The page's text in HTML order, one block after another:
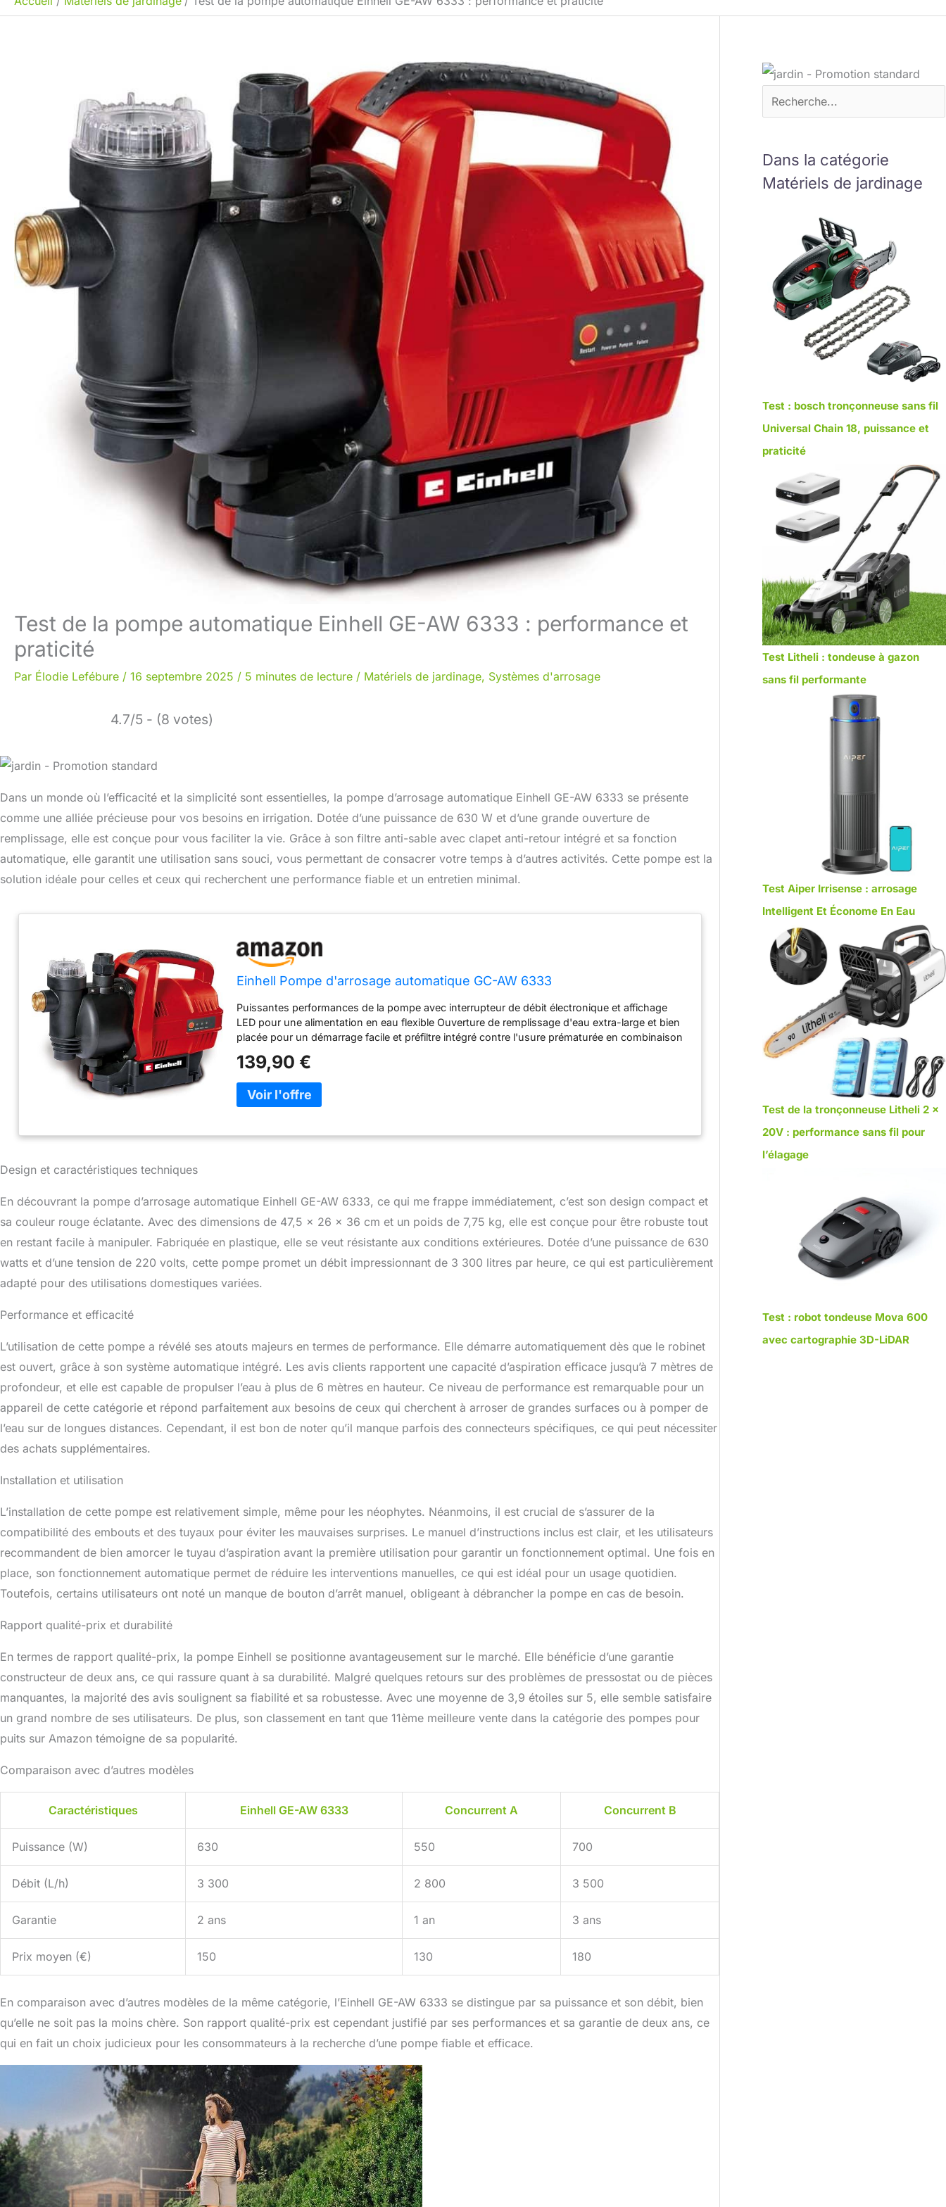
Test de la pompe automatique Einhell GE-AW 6333 : performance et
praticité
Par Élodie Lefébure / 16 septembre 2025 / 5 minutes de lecture / Matériels de jardinage, Systèmes d'arrosage
4.7/5 - (8 votes)
Dans un monde où l’efficacité et la simplicité sont essentielles, la pompe d’arrosage automatique Einhell GE-AW 6333 se présente
comme une alliée précieuse pour vos besoins en irrigation. Dotée d’une puissance de 630 W et d’une grande ouverture de
remplissage, elle est conçue pour vous faciliter la vie. Grâce à son filtre anti-sable avec clapet anti-retour intégré et sa fonction
automatique, elle garantit une utilisation sans souci, vous permettant de consacrer votre temps à d’autres activités. Cette pompe est la
solution idéale pour celles et ceux qui recherchent une performance fiable et un entretien minimal.
Einhell Pompe d'arrosage automatique GC-AW 6333
Puissantes performances de la pompe avec interrupteur de débit électronique et affichage
LED pour une alimentation en eau flexible Ouverture de remplissage d'eau extra-large et bien
placée pour un démarrage facile et préfiltre intégré contre l'usure prématurée en combinaison
empêcher la vidange intempestive du boîtier de pompe en plastique robuste Raccord
d'aspiration 42 mm (1 1/4") ET, raccord de pression 33,3 mm (1") IT en plastique de haute
qualité et bouchon de vidange d'eau pratique pour une vidange complète du boîtier Poignée
de transport pratique - Grâce à la poignée de transport confortable, la pompe automatique
d'aspirer des corps étrangers (sable, etc.). Si nécessaire, installez un pré-filtre à cet effet
139,90 €
Design et caractéristiques techniques
En découvrant la pompe d’arrosage automatique Einhell GE-AW 6333, ce qui me frappe immédiatement, c’est son design compact et
sa couleur rouge éclatante. Avec des dimensions de 47,5 x 26 x 36 cm et un poids de 7,75 kg, elle est conçue pour être robuste tout
en restant facile à manipuler. Fabriquée en plastique, elle se veut résistante aux conditions extérieures. Dotée d’une puissance de 630
watts et d’une tension de 220 volts, cette pompe promet un débit impressionnant de 3 300 litres par heure, ce qui est particulièrement
adapté pour des utilisations domestiques variées.
Performance et efficacité
L’utilisation de cette pompe a révélé ses atouts majeurs en termes de performance. Elle démarre automatiquement dès que le robinet
est ouvert, grâce à son système automatique intégré. Les avis clients rapportent une capacité d’aspiration efficace jusqu’à 7 mètres de
profondeur, et elle est capable de propulser l’eau à plus de 6 mètres en hauteur. Ce niveau de performance est remarquable pour un
appareil de cette catégorie et répond parfaitement aux besoins de ceux qui cherchent à arroser de grandes surfaces ou à pomper de
l’eau sur de longues distances. Cependant, il est bon de noter qu’il manque parfois des connecteurs spécifiques, ce qui peut nécessiter
des achats supplémentaires.
Installation et utilisation
L’installation de cette pompe est relativement simple, même pour les néophytes. Néanmoins, il est crucial de s’assurer de la
compatibilité des embouts et des tuyaux pour éviter les mauvaises surprises. Le manuel d’instructions inclus est clair, et les utilisateurs
recommandent de bien amorcer le tuyau d’aspiration avant la première utilisation pour garantir un fonctionnement optimal. Une fois en
place, son fonctionnement automatique permet de réduire les interventions manuelles, ce qui est idéal pour un usage quotidien.
Toutefois, certains utilisateurs ont noté un manque de bouton d’arrêt manuel, obligeant à débrancher la pompe en cas de besoin.
Rapport qualité-prix et durabilité
En termes de rapport qualité-prix, la pompe Einhell se positionne avantageusement sur le marché. Elle bénéficie d’une garantie
constructeur de deux ans, ce qui rassure quant à sa durabilité. Malgré quelques retours sur des problèmes de pressostat ou de pièces
manquantes, la majorité des avis soulignent sa fiabilité et sa robustesse. Avec une moyenne de 3,9 étoiles sur 5, elle semble satisfaire
un grand nombre de ses utilisateurs. De plus, son classement en tant que 11ème meilleure vente dans la catégorie des pompes pour
puits sur Amazon témoigne de sa popularité.
Comparaison avec d’autres modèles
Caractéristiques Einhell GE-AW 6333 Concurrent A Concurrent B
Puissance (W) 630 550 700
Débit (L/h) 3 300 2 800 3 500
Garantie 2 ans 1 an 3 ans
Prix moyen (€) 150 130 180
En comparaison avec d’autres modèles de la même catégorie, l’Einhell GE-AW 6333 se distingue par sa puissance et son débit, bien
qu’elle ne soit pas la moins chère. Son rapport qualité-prix est cependant justifié par ses performances et sa garantie de deux ans, ce
qui en fait un choix judicieux pour les consommateurs à la recherche d’une pompe fiable et efficace.
Dans la catégorie
Matériels de jardinage
Test : bosch tronçonneuse sans fil
Universal Chain 18, puissance et
praticité
Test Litheli : tondeuse à gazon
sans fil performante
Test Aiper Irrisense : arrosage
Intelligent Et Économe En Eau
Test de la tronçonneuse Litheli 2 x
20V : performance sans fil pour
l’élagage
Test : robot tondeuse Mova 600
avec cartographie 3D-LiDAR